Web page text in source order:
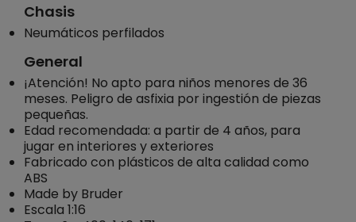
Chasis
Neumáticos perfilados
General
¡Atención! No apto para niños menores de 36
meses. Peligro de asfixia por ingestión de piezas
pequeñas.
Edad recomendada: a partir de 4 años, para
jugar en interiores y exteriores
Fabricado con plásticos de alta calidad como
ABS
Made by Bruder
Escala 1:16